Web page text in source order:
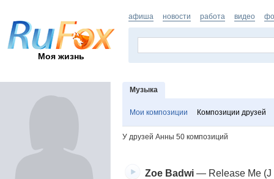
Моя жизнь
афиша новости работа видео
Музыка
Мои композиции Композиции друзей
У друзей Анны 50 композиций
Zoe Badwi — Release Me